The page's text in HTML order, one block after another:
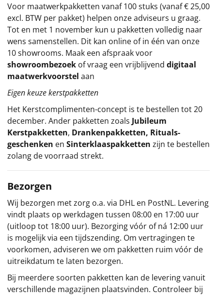
Alle overige
Voor maatwerkpakketten vanaf 100 stuks (vanaf € 25,00
excl. BTW per pakket) helpen onze adviseurs u graag.
Tot en met 1 november kun u pakketten volledig naar
wens samenstellen. Dit kan online of in één van onze
10 showrooms. Maak een afspraak voor
showroombezoek of vraag een vrijblijvend digitaal
maatwerkvoorstel aan
Eigen keuze kerstpakketten
Het Kerstcomplimenten-concept is te bestellen tot 20
december. Ander pakketten zoals Jubileum
Kerstpakketten, Drankenpakketten, Rituals-
geschenken en Sinterklaaspakketten zijn te bestellen
zolang de voorraad strekt.
Bezorgen
Wij bezorgen met zorg o.a. via DHL en PostNL. Levering
vindt plaats op werkdagen tussen 08:00 en 17:00 uur
(uitloop tot 18:00 uur). Bezorging vóór of ná 12:00 uur
is mogelijk via een tijdszending. Om vertragingen te
voorkomen, adviseren we om pakketten ruim vóór de
uitreikdatum te laten bezorgen.
Bij meerdere soorten pakketten kan de levering vanuit
verschillende magazijnen plaatsvinden. Controleer bij